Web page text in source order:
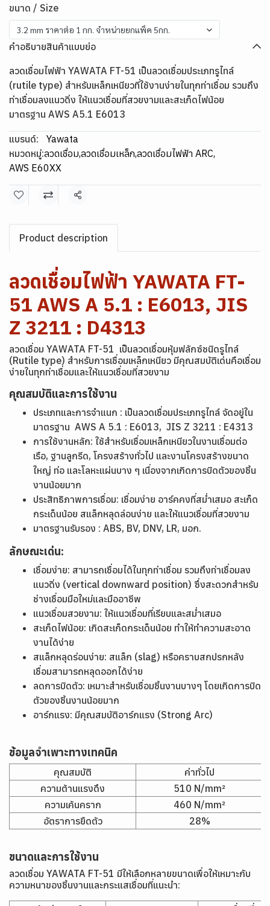
ขนาด / Size
3.2 mm ราคาต่อ 1 กก. จำหน่ายยกแพ็ค 5กก.
คำอธิบายสินค้าแบบย่อ
ลวดเชื่อมไฟฟ้า YAWATA FT-51 เป็นลวดเชื่อมประเภทรูไทล์
(rutile type) สำหรับเหล็กเหนียวที่ใช้งานง่ายในทุกท่าเชื่อม รวมถึง
ท่าเชื่อมลงแนวดิ่ง ให้แนวเชื่อมที่สวยงามและสะเก็ดไฟน้อย
มาตรฐาน AWS A5.1 E6013
แบรนด์:
Yawata
หมวดหมู่:ลวดเชื่อม,ลวดเชื่อมเหล็ก,ลวดเชื่อมไฟฟ้า ARC,
AWS E60XX
แชร์
Product description
ลวดเชื่อมไฟฟ้า YAWATA FT-
51 AWS A 5.1 : E6013, JIS
Z 3211 : D4313
ลวดเชื่อม YAWATA FT-51 เป็นลวดเชื่อมหุ้มฟลักซ์ชนิดรูไทล์
(Rutile type) สำหรับการเชื่อมเหล็กเหนียว มีคุณสมบัติเด่นคือเชื่อม
ง่ายในทุกท่าเชื่อมและให้แนวเชื่อมที่สวยงาม
คุณสมบัติและการใช้งาน
ประเภทและการจำแนก : เป็นลวดเชื่อมประเภทรูไทล์ จัดอยู่ใน
มาตรฐาน AWS A 5.1 : E6013, JIS Z 3211 : E4313
การใช้งานหลัก: ใช้สำหรับเชื่อมเหล็กเหนียวในงานเชื่อมต่อ
เรือ, ฐานลูกรีด, โครงสร้างทั่วไป และงานโครงสร้างขนาด
ใหญ่ ท่อ และโลหะแผ่นบาง ๆ เนื่องจากเกิดการบิดตัวของชิ้น
งานน้อยมาก
ประสิทธิภาพการเชื่อม: เชื่อมง่าย อาร์คคงที่สม่ำเสมอ สะเก็ด
กระเด็นน้อย สแล็กหลุดล่อนง่าย และให้แนวเชื่อมที่สวยงาม
มาตรฐานรับรอง : ABS, BV, DNV, LR, มอก.
ลักษณะเด่น:
เชื่อมง่าย: สามารถเชื่อมได้ในทุกท่าเชื่อม รวมถึงท่าเชื่อมลง
แนวดิ่ง (vertical downward position) ซึ่งสะดวกสำหรับ
ช่างเชื่อมมือใหม่และมืออาชีพ
แนวเชื่อมสวยงาม: ให้แนวเชื่อมที่เรียบและสม่ำเสมอ
สะเก็ดไฟน้อย: เกิดสะเก็ดกระเด็นน้อย ทำให้ทำความสะอาด
งานได้ง่าย
สแล็กหลุดร่อนง่าย: สแล็ก (slag) หรือคราบสกปรกหลัง
เชื่อมสามารถหลุดออกได้ง่าย
ลดการบิดตัว: เหมาะสำหรับเชื่อมชิ้นงานบางๆ โดยเกิดการบิด
ตัวของชิ้นงานน้อยมาก
อาร์กแรง: มีคุณสมบัติอาร์กแรง (Strong Arc)
ข้อมูลจำเพาะทางเทคนิค
คุณสมบัติ
ค่าทั่วไป
ความต้านแรงดึง
510 N/mm²
ความเค้นคราก
460 N/mm²
อัตราการยืดตัว
28%
ขนาดและการใช้งาน
ลวดเชื่อม YAWATA FT-51 มีให้เลือกหลายขนาดเพื่อให้เหมาะกับ
ความหนาของชิ้นงานและกระแสเชื่อมที่แนะนำ: